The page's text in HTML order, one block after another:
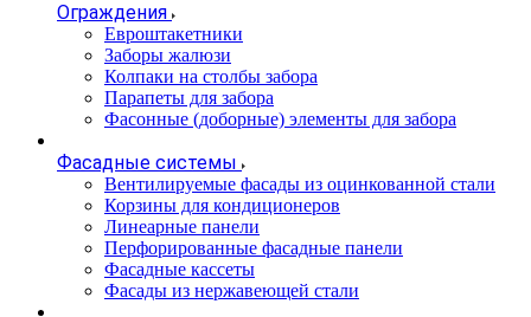
Ограждения
Евроштакетники
Заборы жалюзи
Колпаки на столбы забора
Парапеты для забора
Фасонные (доборные) элементы для забора
Фасадные системы
Вентилируемые фасады из оцинкованной стали
Корзины для кондиционеров
Линеарные панели
Перфорированные фасадные панели
Фасадные кассеты
Фасады из нержавеющей стали